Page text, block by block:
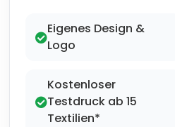
Eigenes Design &
Logo
Kostenloser
Testdruck ab 15
Textilien*